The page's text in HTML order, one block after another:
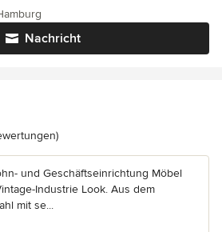
Nachricht
5 von 5 Sternen
und Geschäftseinrichtung Möbel
Industrie Look. Aus dem
mit se...